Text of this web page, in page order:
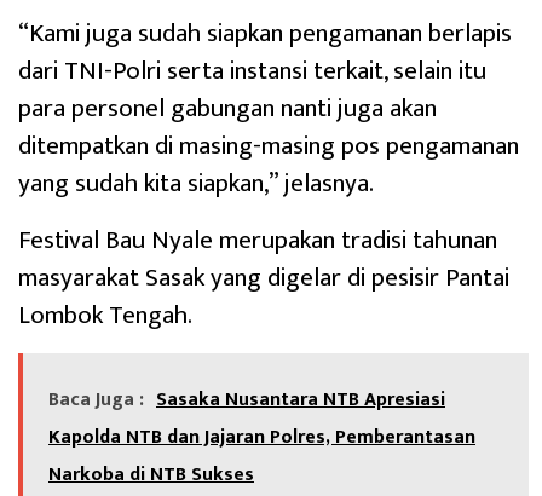
“Kami juga sudah siapkan pengamanan berlapis
dari TNI-Polri serta instansi terkait, selain itu
para personel gabungan nanti juga akan
ditempatkan di masing-masing pos pengamanan
yang sudah kita siapkan,” jelasnya.
Festival Bau Nyale merupakan tradisi tahunan
masyarakat Sasak yang digelar di pesisir Pantai
Lombok Tengah.
Baca Juga : Sasaka Nusantara NTB Apresiasi
Kapolda NTB dan Jajaran Polres, Pemberantasan
Narkoba di NTB Sukses